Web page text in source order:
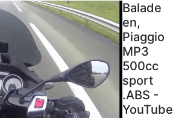
Balade
en,
Piaggio
MP3
500cc
sport
.ABS -
YouTube